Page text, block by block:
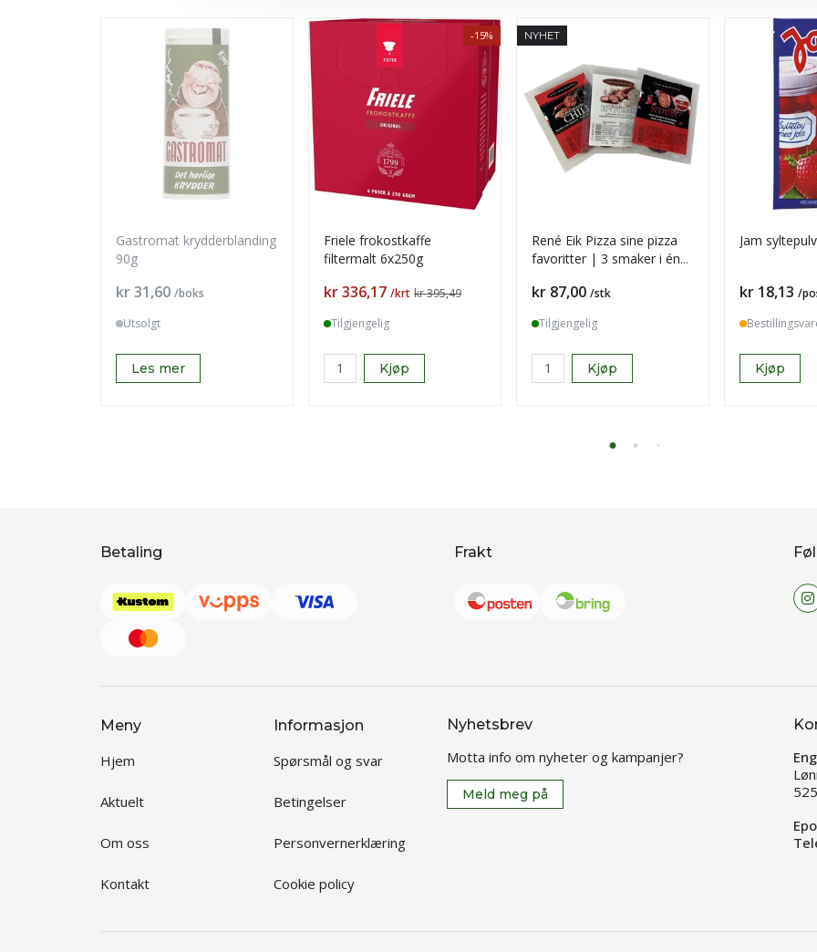
Gastromat krydderblanding
90g
Pris
kr 31,60 /boks
Utsolgt
Les mer
-15%
Friele frokostkaffe
filtermalt 6x250g
Pris
kr 336,17 /krt kr 395,49
Tilgjengelig
Kjøp
NYHET
René Eik Pizza sine pizza
favoritter | 3 smaker i én
Pris
kr 87,00 /stk
Tilgjengelig
Kjøp
Jam
Pris
kr 18,13 /
Kjøp
Betaling Frakt
Meny
Hjem
Aktuelt
Om oss
Kontakt
Informasjon
Spørsmål og svar
Betingelser
Personvernerklæring
Cookie policy
Nyhetsbrev
Motta info om nyheter og kampanjer?
Meld meg på